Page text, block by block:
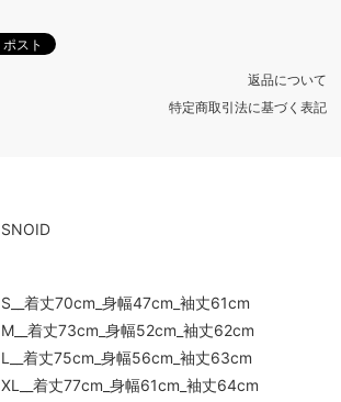
返品について
特定商取引法に基づく表記
SNOID
S__着丈70cm_身幅47cm_袖丈61cm
M__着丈73cm_身幅52cm_袖丈62cm
L__着丈75cm_身幅56cm_袖丈63cm
XL__着丈77cm_身幅61cm_袖丈64cm